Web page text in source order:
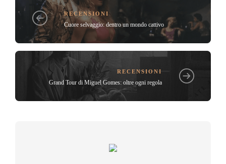
RECENSIONI
Cuore selvaggio: dentro un mondo cattivo
RECENSIONI
Grand Tour di Miguel Gomes: oltre ogni regola